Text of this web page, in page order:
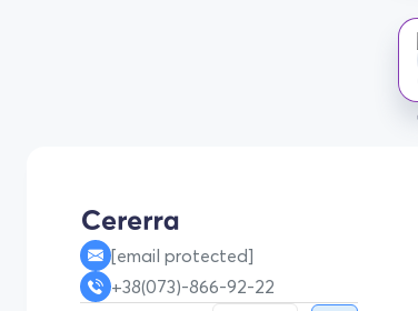
[email protected]
+38(073)-866-92-22